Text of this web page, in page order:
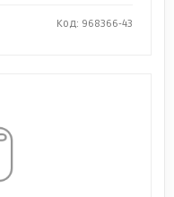
Код: 968366-43